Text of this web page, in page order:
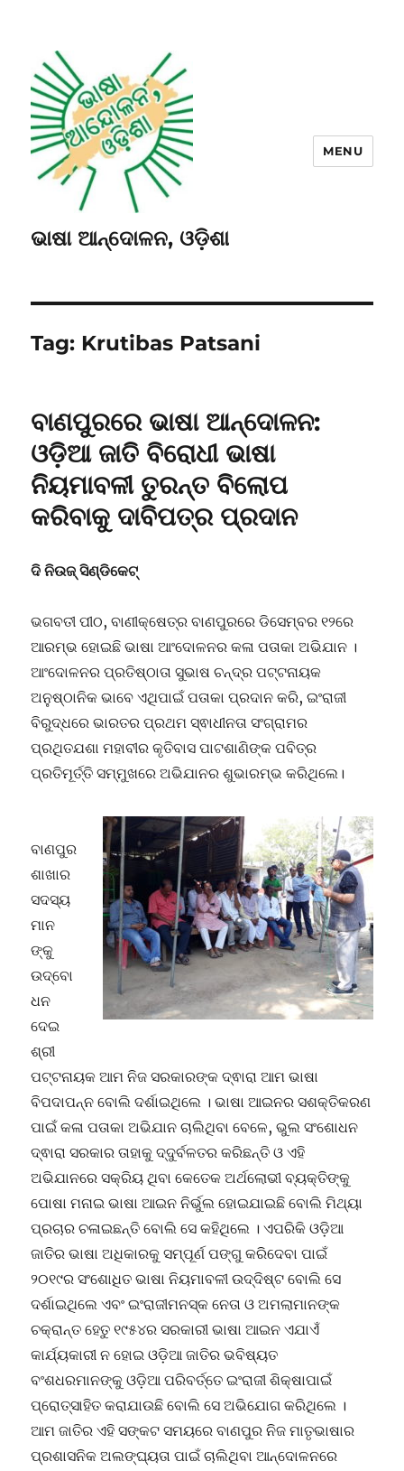
ଭାଷା ଆନ୍ଦୋଳନ, ଓଡ଼ିଶା
MENU
Tag: Krutibas Patsani
ବାଣପୁରରେ ଭାଷା ଆନ୍ଦୋଳନ:
ଓଡ଼ିଆ ଜାତି ବିରୋଧୀ ଭାଷା
ନିୟମାବଳୀ ତୁରନ୍ତ ବିଲୋପ
କରିବାକୁ ଦାବିପତ୍ର ପ୍ରଦାନ
ଦି ନିଉଜ୍ ସିଣ୍ଡିକେଟ୍
ଭଗବତୀ ପୀଠ, ବାଣୀକ୍ଷେତ୍ର ବାଣପୁରରେ ଡିସେମ୍ବର ୧୨ରେ
ଆରମ୍ଭ ହୋଇଛି ଭାଷା ଆଂଦୋଳନର କଳା ପତାକା ଅଭିଯାନ ।
ଆଂଦୋଳନର ପ୍ରତିଷ୍ଠାତା ସୁଭାଷ ଚନ୍ଦ୍ର ପଟ୍ଟନାୟକ
ଅନୁଷ୍ଠାନିକ ଭାବେ ଏଥିପାଇଁ ପତାକା ପ୍ରଦାନ କରି, ଇଂରାଜୀ
ବିରୁଦ୍ଧରେ ଭାରତର ପ୍ରଥମ ସ୍ଵାଧୀନତା ସଂଗ୍ରାମର
ପ୍ରଥିତଯଶା ମହାବୀର କୃତିବାସ ପାଟଶାଣିଙ୍କ ପବିତ୍ର
ପ୍ରତିମୂର୍ତ୍ତି ସମ୍ମୁଖରେ ଅଭିଯାନର ଶୁଭାରମ୍ଭ କରିଥିଲେ।
ବାଣପୁର
ଶାଖାର
ସଦସ୍ୟ
ମାନ
ଙ୍କୁ
ଉଦ୍ବୋ
ଧନ
ଦେଇ
ଶ୍ରୀ
ପଟ୍ଟନାୟକ ଆମ ନିଜ ସରକାରଙ୍କ ଦ୍ଵାରା ଆମ ଭାଷା
ବିପଦାପନ୍ନ ବୋଲି ଦର୍ଶାଇଥିଲେ । ଭାଷା ଆଇନର ସଶକ୍ତିକରଣ
ପାଇଁ କଳା ପତାକା ଅଭିଯାନ ଚାଲିଥିବା ବେଳେ, ଭୁଲ ସଂଶୋଧନ
ଦ୍ଵାରା ସରକାର ତାହାକୁ ଦ୍ଦୁର୍ବଳତର କରିଛନ୍ତି ଓ ଏହି
ଅଭିଯାନରେ ସକ୍ରିୟ ଥିବା କେତେକ ଅର୍ଥଲୋଭୀ ବ୍ୟକ୍ତିଙ୍କୁ
ପୋଷା ମନାଇ ଭାଷା ଆଇନ ନିର୍ଭୁଲ ହୋଇଯାଇଛି ବୋଲି ମିଥ୍ୟା
ପ୍ରଚାର ଚଳାଇଛନ୍ତି ବୋଲି ସେ କହିଥିଲେ । ଏପରିକି ଓଡ଼ିଆ
ଜାତିର ଭାଷା ଅଧିକାରକୁ ସମ୍ପୂର୍ଣ ପଙ୍ଗୁ କରିଦେବା ପାଇଁ
୨୦୧୯ର ସଂଶୋଧିତ ଭାଷା ନିୟମାବଳୀ ଉଦ୍ଦିଷ୍ଟ ବୋଲି ସେ
ଦର୍ଶାଇଥିଲେ ଏବଂ ଇଂରାଜୀମନସ୍କ ନେତା ଓ ଅମଲାମାନଙ୍କ
ଚକ୍ରାନ୍ତ ହେତୁ ୧୯୫୪ର ସରକାରୀ ଭାଷା ଆଇନ ଏଯାଏଁ
କାର୍ଯ୍ୟକାରୀ ନ ହୋଇ ଓଡ଼ିଆ ଜାତିର ଭବିଷ୍ୟତ
ବଂଶଧରମାନଙ୍କୁ ଓଡ଼ିଆ ପରିବର୍ତ୍ତେ ଇଂରାଜୀ ଶିକ୍ଷାପାଇଁ
ପ୍ରୋତ୍ସାହିତ କରାଯାଉଛି ବୋଲି ସେ ଅଭିଯୋଗ କରିଥିଲେ ।
ଆମ ଜାତିର ଏହି ସଙ୍କଟ ସମୟରେ ବାଣପୁର ନିଜ ମାତୃଭାଷାର
ପ୍ରଶାସନିକ ଅଲଙ୍ଘ୍ୟତା ପାଇଁ ଚାଲିଥିବା ଆନ୍ଦୋଳନରେ